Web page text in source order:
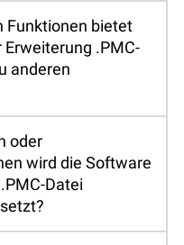
Funktionen bietet
.PMC-
anderen
oder
wird die Software
Datei